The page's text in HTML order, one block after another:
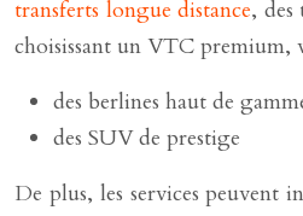
transferts longue distance,
choisissant un VTC premium,
des berlines haut de
des SUV de prestige
De plus, les services peuvent